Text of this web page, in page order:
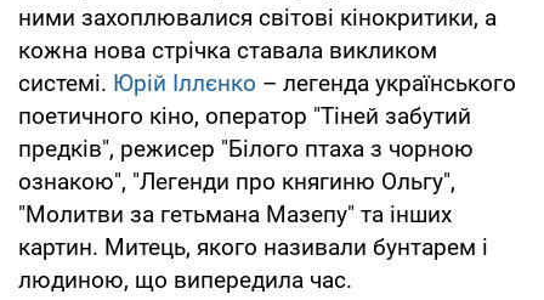
ними захоплювалися світові кінокритики, а
кожна нова стрічка ставала викликом
системі. Юрій Іллєнко – легенда українського
поетичного кіно, оператор "Тіней забутий
предків", режисер "Білого птаха з чорною
ознакою", "Легенди про княгиню Ольгу",
"Молитви за гетьмана Мазепу" та інших
картин. Митець, якого називали бунтарем і
людиною, що випередила час.